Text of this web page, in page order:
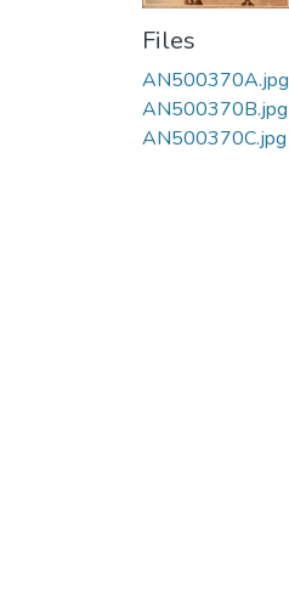
Files
AN500370A.jpg
AN500370B.jpg
AN500370C.jpg